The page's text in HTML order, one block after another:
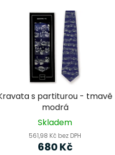
s partiturou - tmavě
modrá
Skladem
561,98 Kč bez DPH
680 Kč